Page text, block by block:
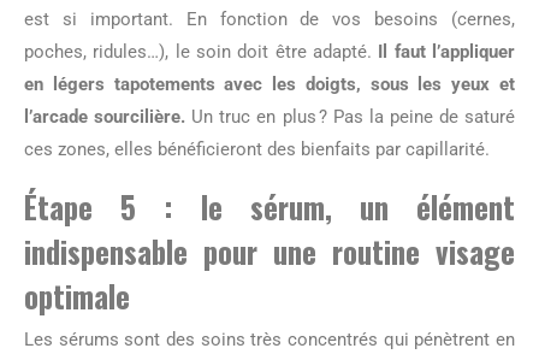
est si important. En fonction de vos besoins (cernes,
poches, ridules…), le soin doit être adapté.
Il faut l’appliquer
en légers tapotements avec les doigts, sous les yeux et
l’arcade sourcilière. Un truc en plus ? Pas la peine de saturé
ces zones, elles bénéficieront des bienfaits par capillarité.
Étape 5 : le sérum, un élément
indispensable pour une routine visage
optimale
Les sérums sont des soins très concentrés qui pénètrent en